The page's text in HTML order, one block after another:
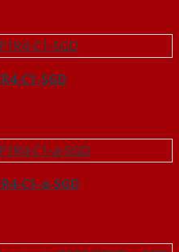
C1-SGD
C1-a-SGD